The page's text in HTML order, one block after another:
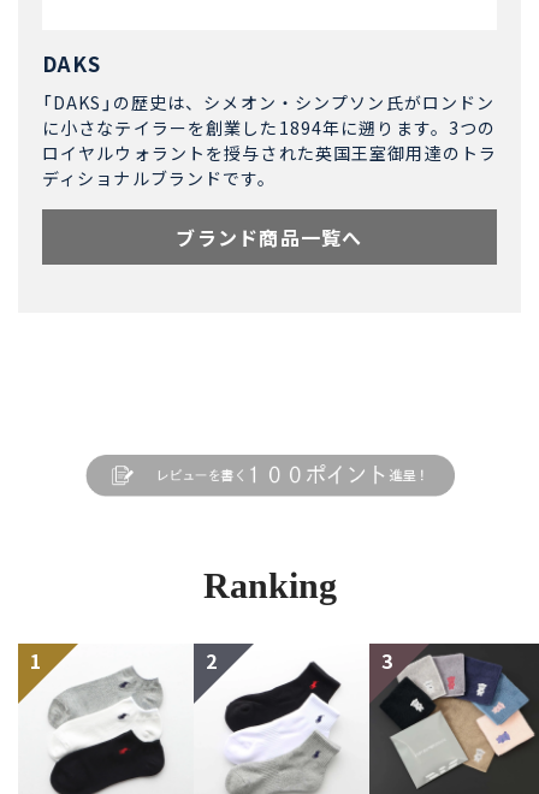
DAKS
「DAKS」の歴史は、シメオン・シンプソン氏がロンドン
に小さなテイラーを創業した1894年に遡ります。3つの
ロイヤルウォラントを授与された英国王室御用達のトラ
ディショナルブランドです。
ブランド商品一覧へ
Ranking